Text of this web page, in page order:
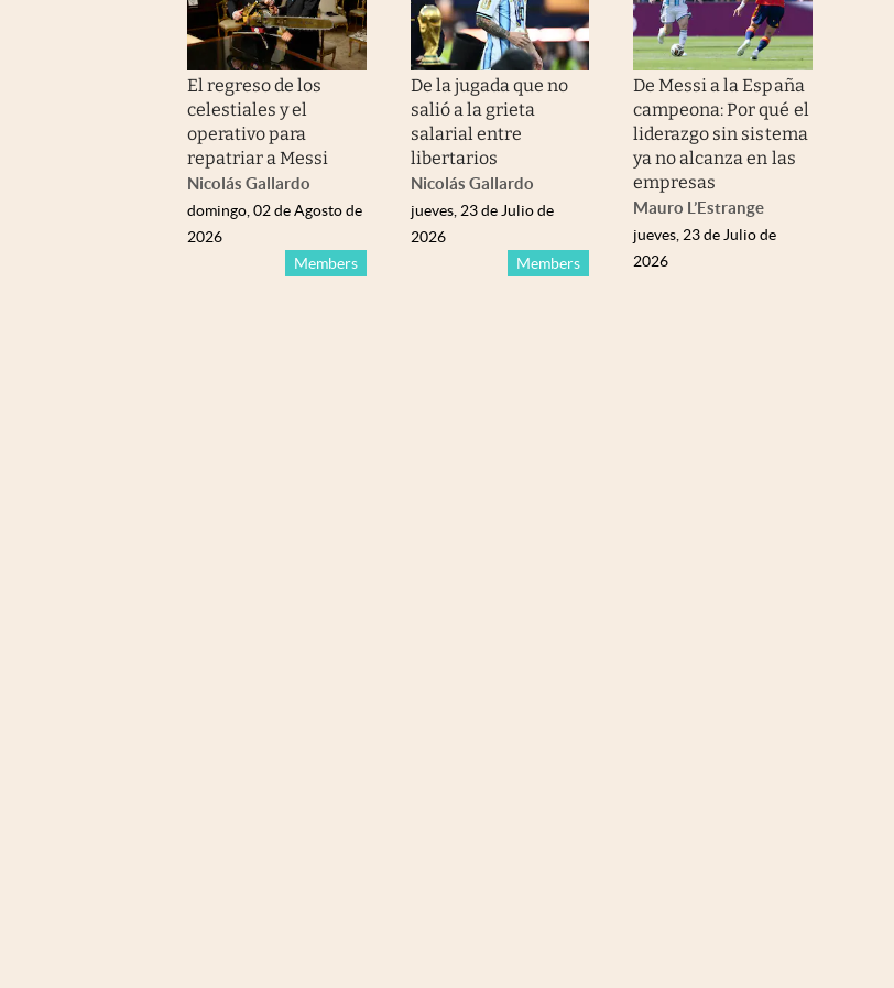
El regreso de los
celestiales y el
operativo para
repatriar a Messi
Nicolás Gallardo
Members
domingo, 02 de Agosto de
2026
De la jugada que no
salió a la grieta
salarial entre
libertarios
Nicolás Gallardo
Members
jueves, 23 de Julio de
2026
De Messi a la España
campeona: Por qué el
liderazgo sin sistema
ya no alcanza en las
empresas
Mauro L’Estrange
jueves, 23 de Julio de
2026